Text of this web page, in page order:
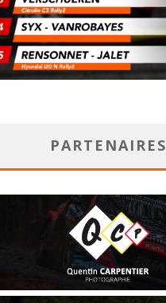
PARTENAIRES